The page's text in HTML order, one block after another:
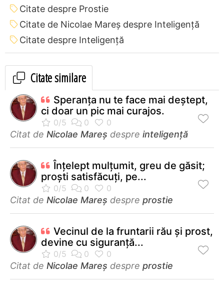
Citate despre Prostie
Citate de Nicolae Mareș despre Inteligență
Citate despre Inteligență
Citate similare
Speranța nu te face mai deștept,
ci doar un pic mai curajos.
Citat de Nicolae Mareș despre inteligență
Înţelept mulţumit, greu de găsit;
proşti satisfăcuţi, pe...
Citat de Nicolae Mareș despre prostie
Vecinul de la fruntarii rău și prost,
devine cu siguranță...
Citat de Nicolae Mareș despre prostie